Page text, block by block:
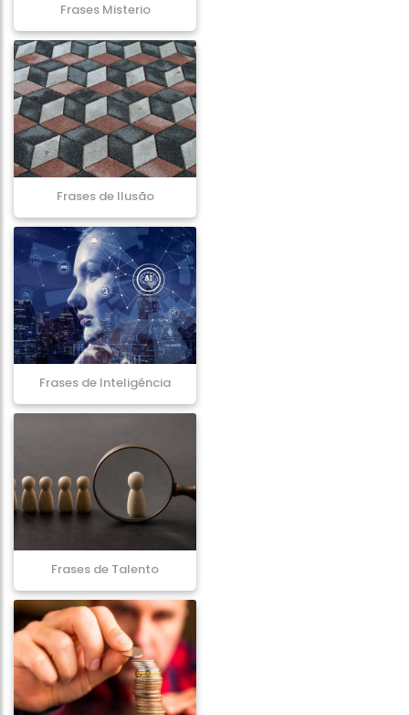
Frases Misterio
Frases de Ilusão
Frases de Inteligência
Frases de Talento